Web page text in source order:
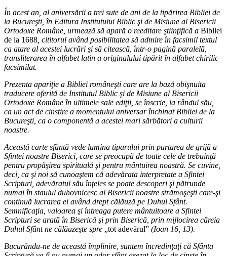
În acest an, al aniversării a trei sute de ani de la tipărirea Bibliei de
la Bucureşti, în Editura Institutului Biblic şi de Misiune al Bisericii
Ortodoxe Române, urmează să apară o reeditare ştiinţifică a Bibliei
de la 1688 , cititorul având posibilitatea să admire în facsimil textul
ca atare al acestei lucrări şi să citească, într-o pagină paralelă,
transliterarea în alfabet latin a originalului tipărit în alfabet chirilic
facsimilat.
Prezenta apariţie a Bibliei româneşti care are la bază obişnuita
traducere oferită de Institutul Biblic şi de Misiune al Bisericii
Ortodoxe Române în ultimele sale ediţii, se înscrie, la rândul său,
ca un act de cinstire a momentului aniversar închinat Bibliei de la
Bucureşti, ca o componentă a acestei mari sărbători a culturii
noastre.
Această carte sfântă vede lumina tiparului prin purtarea de grijă a
Sfintei noastre Biserici, care se preocupă de toate cele de trebuinţă
pentru propăşirea spirituală şi pentru mântuirea noastră. Se cuvine,
deci, ca şi noi să cunoaştem că adevărata interpretate a Sfintei
Scripturi, adevăratul său înţeles se poate descoperi şi pătrunde
numai în staulul duhovnicesc al Bisericii noastre strămoşeşti care-şi
continuă lucrarea ei având drept călăuză pe Duhul Sfânt.
Semnificaţia, valoarea şi întreaga putere mântuitoare a Sfintei
Scripturi se arată în Biserică şi prin Biserică, prin mijlocirea căreia
Duhul Sfânt ne călăuzeşte spre „tot adevărul” (Ioan 16, 13).
Bucurându-ne de această împlinire, suntem încredinţaţi că Sfânta